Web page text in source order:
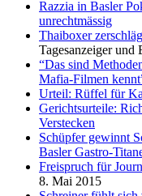
Razzia in Basler
unrechtmässig
Thaiboxer
Tagesanzeiger und
“Das sind
Mafia-Filmen
Urteil: Rüffel für
Gerichtsurteile:
Verstecken
Schüpfer gewinnt
Basler Gastro-
Freispruch für
8. Mai 2015